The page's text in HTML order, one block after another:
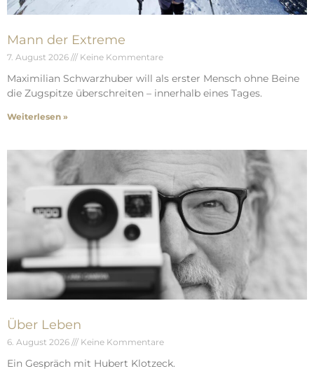
Mann der Extreme
7. August 2026 Keine Kommentare
Maximilian Schwarzhuber will als erster Mensch ohne Beine
die Zugspitze überschreiten – innerhalb eines Tages.
Weiterlesen »
Über Leben
6. August 2026 Keine Kommentare
Ein Gespräch mit Hubert Klotzeck.